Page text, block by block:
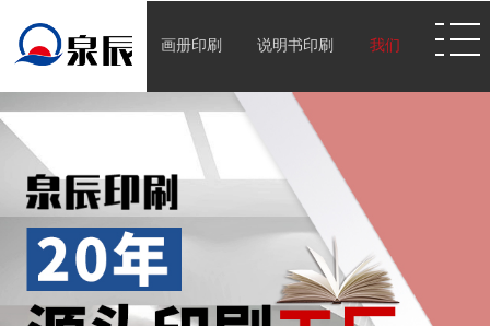
画册印刷 说明书印刷 我们